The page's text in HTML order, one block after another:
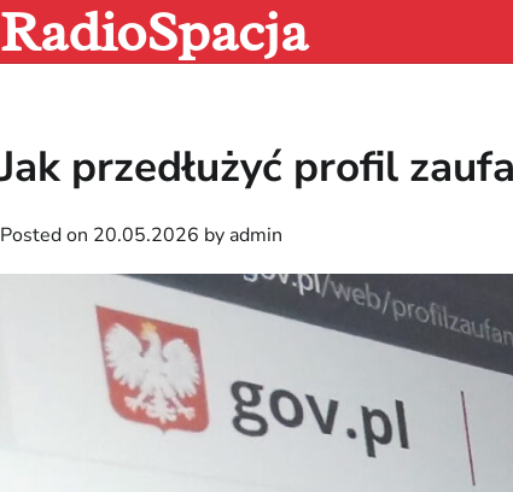
Skip
to
content
RadioSpacja
Jak przedłużyć profil
Posted on 20.05.2026 by admin